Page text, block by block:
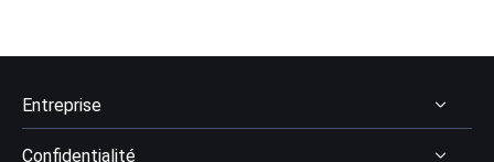
Entreprise
Confidentialité